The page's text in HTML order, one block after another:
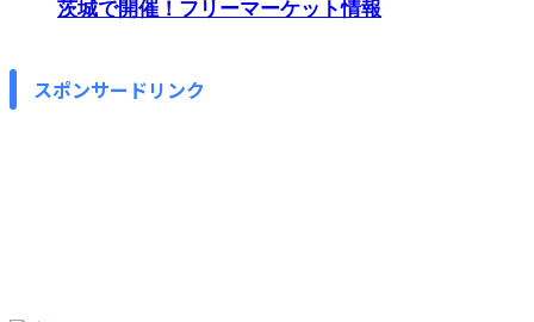
茨城で開催！フリーマーケット情報
スポンサードリンク